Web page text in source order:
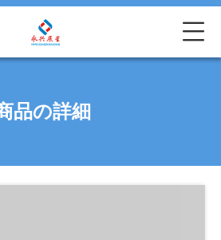
品の詳細